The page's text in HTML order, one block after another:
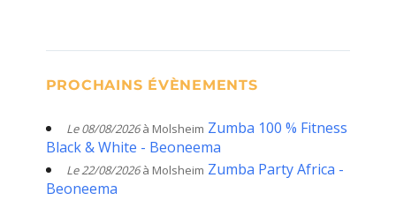
PROCHAINS ÉVÈNEMENTS
Le 08/08/2026à Molsheim Zumba 100 % Fitness
Black & White - Beoneema
Le 22/08/2026à Molsheim Zumba Party Africa -
Beoneema